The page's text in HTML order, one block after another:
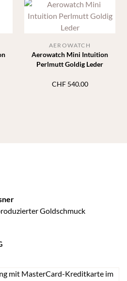
Aerowatch Mini Intuition
Perlmutt Goldig Leder
AEROWATCH
CHF540.00
Goldschmuck